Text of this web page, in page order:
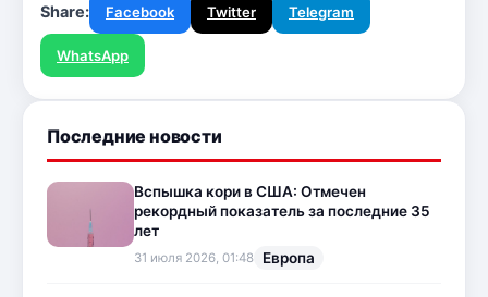
Share: Facebook Twitter Telegram
WhatsApp
Последние новости
Вспышка кори в США: Отмечен
рекордный показатель за последние 35
лет
31 июля 2026, 01:48 Европа